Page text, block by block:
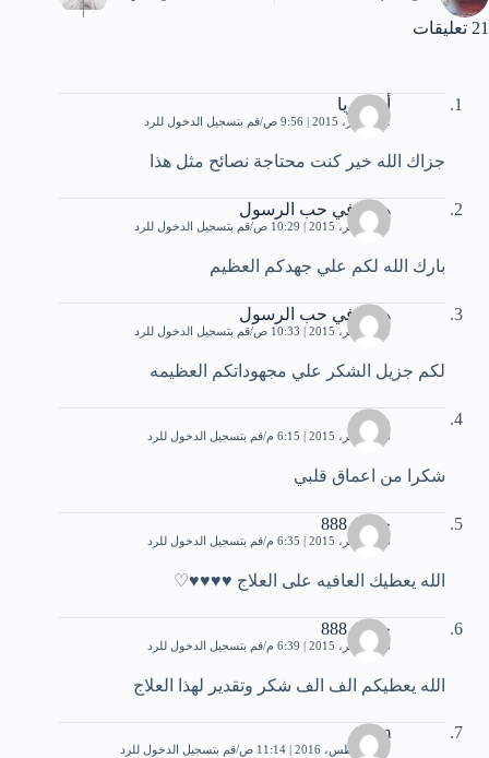
21 تعليقات
أم ماريا
12 أكتوبر، 2015 | 9:56 ص قم بتسجيل الدخول للرد
جزاك الله خير كنت محتاجة نصائح مثل هذا
هائل في حب الرسول
21 نوفمبر، 2015 | 10:29 ص قم بتسجيل الدخول للرد
بارك الله لكم علي جهدكم العظيم
هائل في حب الرسول
21 نوفمبر، 2015 | 10:33 ص قم بتسجيل الدخول للرد
لكم جزيل الشكر علي مجهوداتكم العظيمه
موزة
26 نوفمبر، 2015 | 6:15 م قم بتسجيل الدخول للرد
شكرا من اعماق قلبي
جوجو 888
26 نوفمبر، 2015 | 6:35 م قم بتسجيل الدخول للرد
الله يعطيك العافيه على العلاج ♥♥♥♥♡
جوجو 888
26 نوفمبر، 2015 | 6:39 م قم بتسجيل الدخول للرد
الله يعطيكم الف الف شكر وتقدير لهذا العلاج
Sam
31 أغسطس، 2016 | 11:14 ص قم بتسجيل الدخول للرد